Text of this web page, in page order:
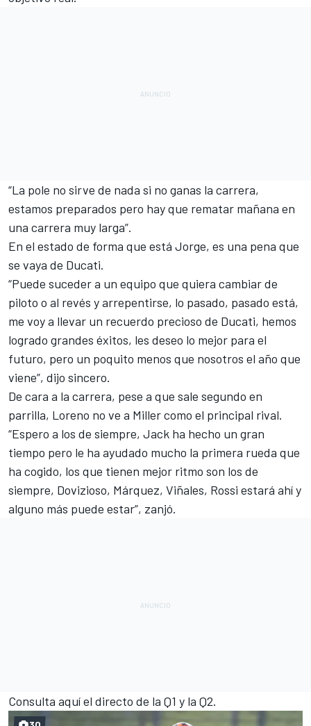
“La pole no sirve de nada si no ganas la carrera,
estamos preparados pero hay que rematar mañana en
una carrera muy larga”.
En el estado de forma que está Jorge, es una pena que
se vaya de Ducati.
“Puede suceder a un equipo que quiera cambiar de
piloto o al revés y arrepentirse, lo pasado, pasado está,
me voy a llevar un recuerdo precioso de Ducati, hemos
logrado grandes éxitos, les deseo lo mejor para el
futuro, pero un poquito menos que nosotros el año que
viene”, dijo sincero.
De cara a la carrera, pese a que sale segundo en
parrilla, Loreno no ve a Miller como el principal rival.
“Espero a los de siempre, Jack ha hecho un gran
tiempo pero le ha ayudado mucho la primera rueda que
ha cogido, los que tienen mejor ritmo son los de
siempre, Dovizioso, Márquez, Viñales, Rossi estará ahí y
alguno más puede estar”, zanjó.
Consulta aquí el directo de la Q1 y la Q2.